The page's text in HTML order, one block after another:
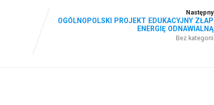
Następny
OGÓLNOPOLSKI PROJEKT EDUKACYJNY ZŁAP
ENERGIĘ ODNAWIALNĄ
Bez kategorii